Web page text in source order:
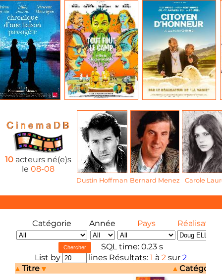
10acteurs né(e)s
le 08-08
Dustin Hoffman Bernard Menez Carole
Catégorie Année Pays Réalisateur
SQL time: 0.23 s
List by
lines Résultats: 1 à 2sur 2
Titre
Catégorie